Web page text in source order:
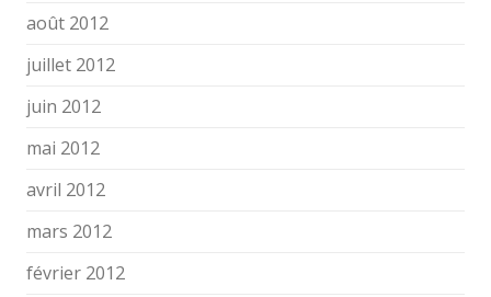
août 2012
juillet 2012
juin 2012
mai 2012
avril 2012
mars 2012
février 2012